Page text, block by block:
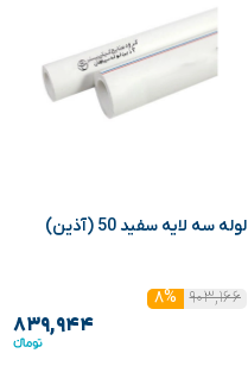
لوله سه لایه سفید 50 (آذین)
۹۰۳,۱۶۶ ۸%
۸۳۹,۹۴۴